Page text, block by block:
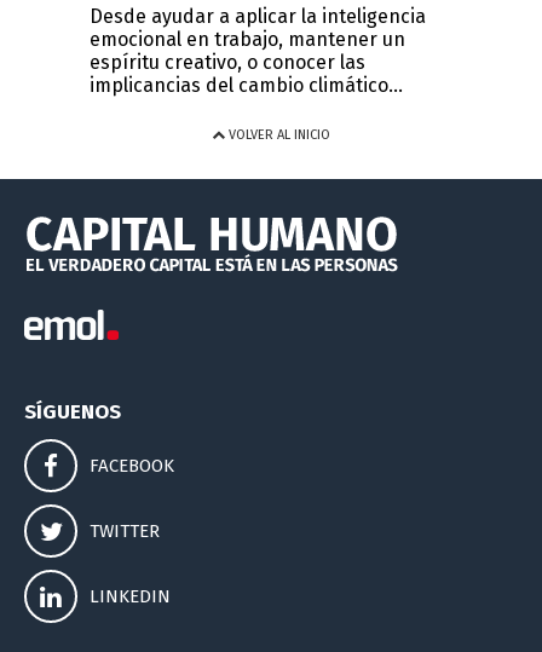
Desde ayudar a aplicar la inteligencia
emocional en trabajo, mantener un
espíritu creativo, o conocer las
implicancias del cambio climático...
VOLVER AL INICIO
SÍGUENOS
FACEBOOK
TWITTER
LINKEDIN